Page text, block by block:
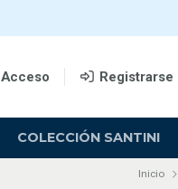
Acceso Registrarse
COLECCIÓN SANTINI
Inicio